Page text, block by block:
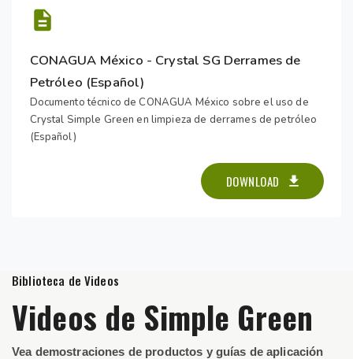
CONAGUA México - Crystal SG Derrames de
Petróleo (Español)
Documento técnico de CONAGUA México sobre el uso de
Crystal Simple Green en limpieza de derrames de petróleo
(Español)
DOWNLOAD
Biblioteca de Videos
Videos de Simple Green
Vea demostraciones de productos y guías de aplicación